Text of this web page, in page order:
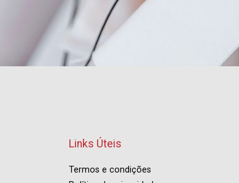
Links Úteis
Termos e condições